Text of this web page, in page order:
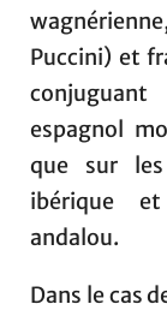
Puccini) et
espagnol
que sur
ibérique
andalou.
Dans le cas